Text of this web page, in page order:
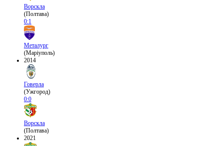
Ворскла
(Полтава)
0:1
Металург
(Маріуполь)
2014
Говерла
(Ужгород)
0:0
Ворскла
(Полтава)
2021